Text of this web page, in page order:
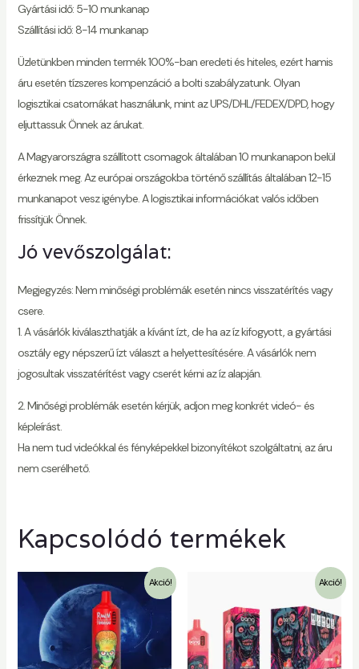
Gyártási idő: 5-10 munkanap
Szállítási idő: 8-14 munkanap
Üzletünkben minden termék 100%-ban eredeti és hiteles, ezért hamis
áru esetén tízszeres kompenzáció a bolti szabályzatunk. Olyan
logisztikai csatornákat használunk, mint az UPS/DHL/FEDEX/DPD, hogy
eljuttassuk Önnek az árukat.
A Magyarországra szállított csomagok általában 10 munkanapon belül
érkeznek meg. Az európai országokba történő szállítás általában 12-15
munkanapot vesz igénybe. A logisztikai információkat valós időben
frissítjük Önnek.
Jó vevőszolgálat:
Megjegyzés: Nem minőségi problémák esetén nincs visszatérítés vagy
csere.
1. A vásárlók kiválaszthatják a kívánt ízt, de ha az íz kifogyott, a gyártási
osztály egy népszerű ízt választ a helyettesítésére. A vásárlók nem
jogosultak visszatérítést vagy cserét kérni az íz alapján.
2. Minőségi problémák esetén kérjük, adjon meg konkrét videó- és
képleírást.
Ha nem tud videókkal és fényképekkel bizonyítékot szolgáltatni, az áru
nem cserélhető.
Kapcsolódó termékek
Akció! Akció!